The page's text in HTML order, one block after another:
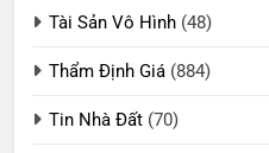
Tài Sản Vô Hình (48)
Thẩm Định Giá (884)
Tin Nhà Đất (70)